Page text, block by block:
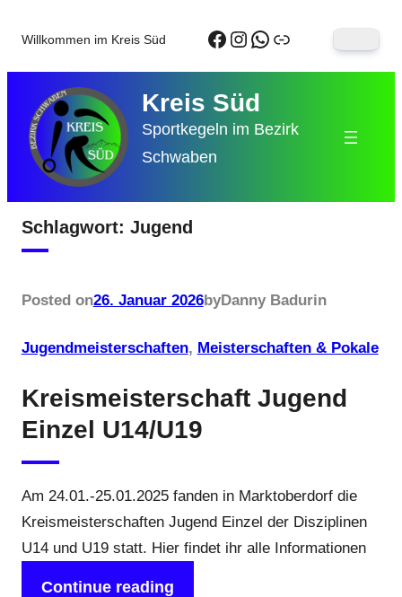
Inhalt
springen
Willkommen im Kreis Süd Facebook
Instagram
WhatsApp
Link
Kreis Süd
Sportkegeln im Bezirk
Schwaben
Schlagwort: Jugend
Posted on26. Januar 2026byDanny Badurin
Jugendmeisterschaften, Meisterschaften & Pokale
Kreismeisterschaft Jugend
Einzel U14/U19
Am 24.01.-25.01.2025 fanden in Marktoberdorf die
Kreismeisterschaften Jugend Einzel der Disziplinen
U14 und U19 statt. Hier findet ihr alle Informationen
Continue reading